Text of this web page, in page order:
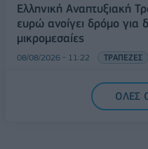
Ελληνική Αναπτυξιακή
ευρώ ανοίγει δρόμο για
μικρομεσαίες
08/08/2026 - 11:22 ΤΡΑΠΕΖΕΣ
5G παντού, 6G στον
Ελλάδα στη μεγάληΟΛΕΣ